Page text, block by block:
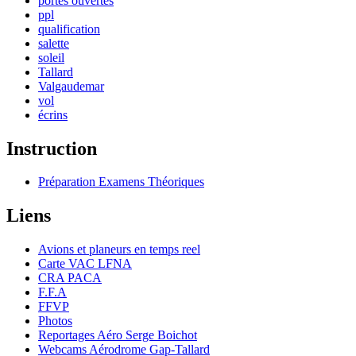
ppl
qualification
salette
soleil
Tallard
Valgaudemar
vol
écrins
Instruction
Préparation Examens Théoriques
Liens
Avions et planeurs en temps reel
Carte VAC LFNA
CRA PACA
F.F.A
FFVP
Photos
Reportages Aéro Serge Boichot
Webcams Aérodrome Gap-Tallard